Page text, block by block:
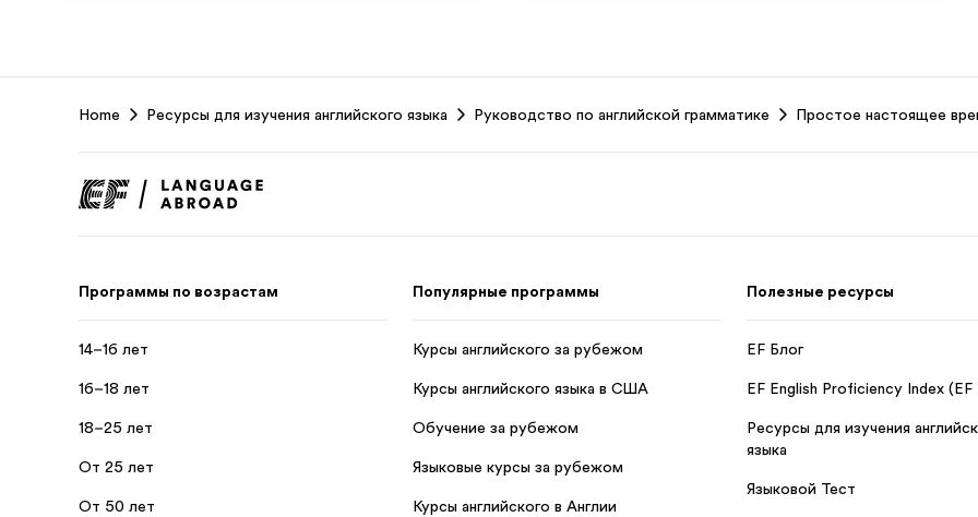
Home Ресурсы для изучения английского языка Руководство по английской грамматике Простое настоящее
Программы по возрастам
14–16 лет
16–18 лет
18–25 лет
От 25 лет
От 50 лет
Популярные программы
Курсы английского за рубежом
Курсы английского языка в США
Обучение за рубежом
Языковые курсы за рубежом
Курсы английского в Англии
Полезные ресурсы
EF Блог
EF English Proficiency Index (EF
Ресурсы для изучения
языка
Языковой Тест